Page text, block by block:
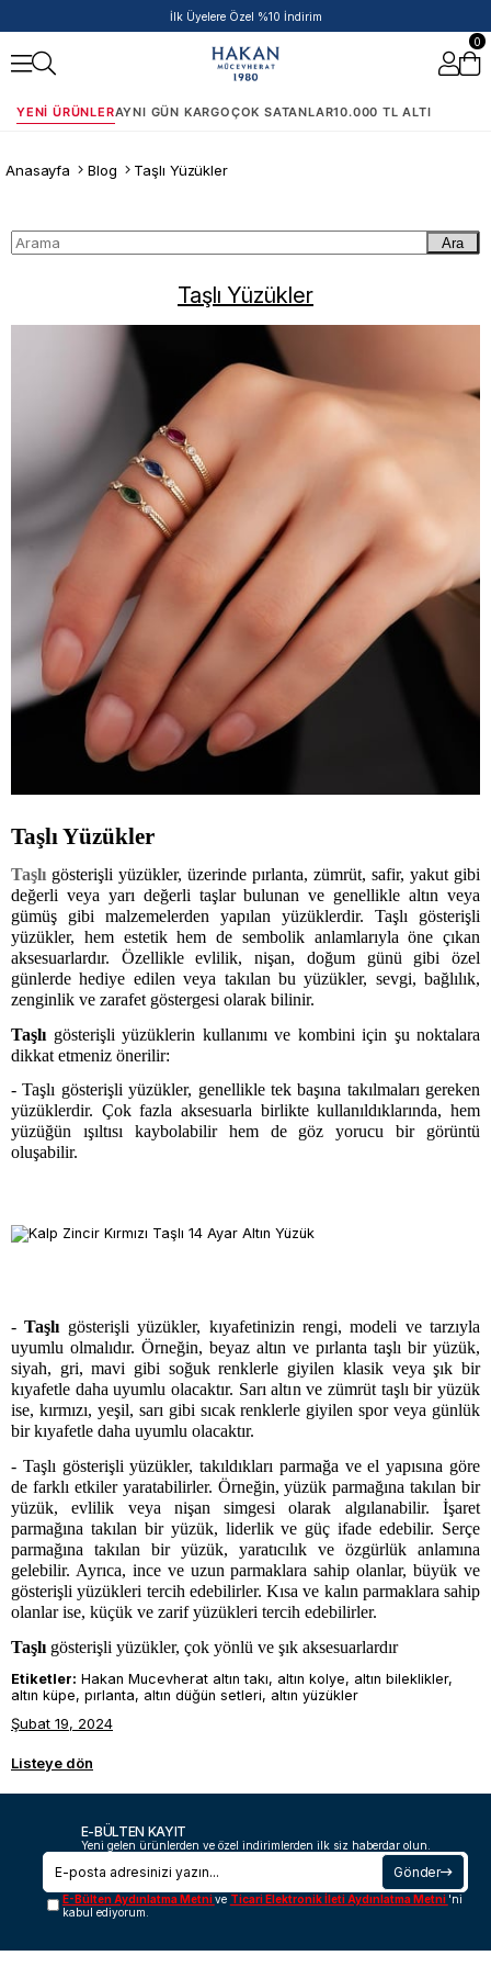
İlk Üyelere Özel %10 İndirim
0
YENI ÜRÜNLERAYNI GÜN KARGOÇOK SATANLAR10.000 TL ALTI
Anasayfa Blog Taşlı Yüzükler
Ara
Taşlı Yüzükler
Taşlı Yüzükler
Taşlı gösterişli yüzükler, üzerinde pırlanta, zümrüt, safir, yakut gibi
değerli veya yarı değerli taşlar bulunan ve genellikle altın veya
gümüş gibi malzemelerden yapılan yüzüklerdir. Taşlı gösterişli
yüzükler, hem estetik hem de sembolik anlamlarıyla öne çıkan
aksesuarlardır. Özellikle evlilik, nişan, doğum günü gibi özel
günlerde hediye edilen veya takılan bu yüzükler, sevgi, bağlılık,
zenginlik ve zarafet göstergesi olarak bilinir.
Taşlı gösterişli yüzüklerin kullanımı ve kombini için şu noktalara
dikkat etmeniz önerilir:
- Taşlı gösterişli yüzükler, genellikle tek başına takılmaları gereken
yüzüklerdir. Çok fazla aksesuarla birlikte kullanıldıklarında, hem
yüzüğün ışıltısı kaybolabilir hem de göz yorucu bir görüntü
oluşabilir.
-Taşlı gösterişli yüzükler, kıyafetinizin rengi, modeli ve tarzıyla
uyumlu olmalıdır. Örneğin, beyaz altın ve pırlanta taşlı bir yüzük,
siyah, gri, mavi gibi soğuk renklerle giyilen klasik veya şık bir
kıyafetle daha uyumlu olacaktır. Sarı altın ve zümrüt taşlı bir yüzük
ise, kırmızı, yeşil, sarı gibi sıcak renklerle giyilen spor veya günlük
bir kıyafetle daha uyumlu olacaktır.
- Taşlı gösterişli yüzükler, takıldıkları parmağa ve el yapısına göre
de farklı etkiler yaratabilirler. Örneğin, yüzük parmağına takılan bir
yüzük, evlilik veya nişan simgesi olarak algılanabilir. İşaret
parmağına takılan bir yüzük, liderlik ve güç ifade edebilir. Serçe
parmağına takılan bir yüzük, yaratıcılık ve özgürlük anlamına
gelebilir. Ayrıca, ince ve uzun parmaklara sahip olanlar, büyük ve
gösterişli yüzükleri tercih edebilirler. Kısa ve kalın parmaklara sahip
olanlar ise, küçük ve zarif yüzükleri tercih edebilirler.
Taşlı gösterişli yüzükler, çok yönlü ve şık aksesuarlardır
Etiketler: Hakan Mucevherat altın takı, altın kolye, altın bileklikler,
altın küpe, pırlanta, altın düğün setleri, altın yüzükler
Şubat 19, 2024
Listeye dön
E-BÜLTEN KAYIT
Yeni gelen ürünlerden ve özel indirimlerden ilk siz haberdar olun.
Gönder
E-Bülten Aydınlatma Metnive Ticari Elektronik İleti Aydınlatma Metni 'ni
kabul ediyorum.